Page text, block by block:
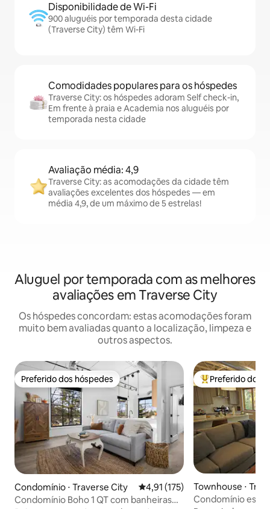
Disponibilidade de Wi-Fi
900 aluguéis por temporada desta cidade
(Traverse City) têm Wi-Fi
Comodidades populares para os hóspedes
Traverse City: os hóspedes adoram Self check-in,
Em frente à praia e Academia nos aluguéis por
temporada nesta cidade
Avaliação média: 4,9
Traverse City: as acomodações da cidade têm
avaliações excelentes dos hóspedes — em
média 4,9, de um máximo de 5 estrelas!
Aluguel por temporada com as melhores
avaliações em Traverse City
Os hóspedes concordam: estas acomodações foram
muito bem avaliadas quanto a localização, limpeza e
outros aspectos.
Preferido dos hóspedes
Preferido dos hóspedes
Condomínio ⋅ Traverse City 4,91 de uma avaliação média de
4,91 (175)
Condomínio Boho 1 QT com banheiras
Entre os
Preferido dos
Townhouse ⋅
Condomínio